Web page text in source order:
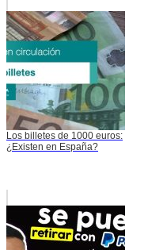
Los billetes de 1000 euros:
¿Existen en España?